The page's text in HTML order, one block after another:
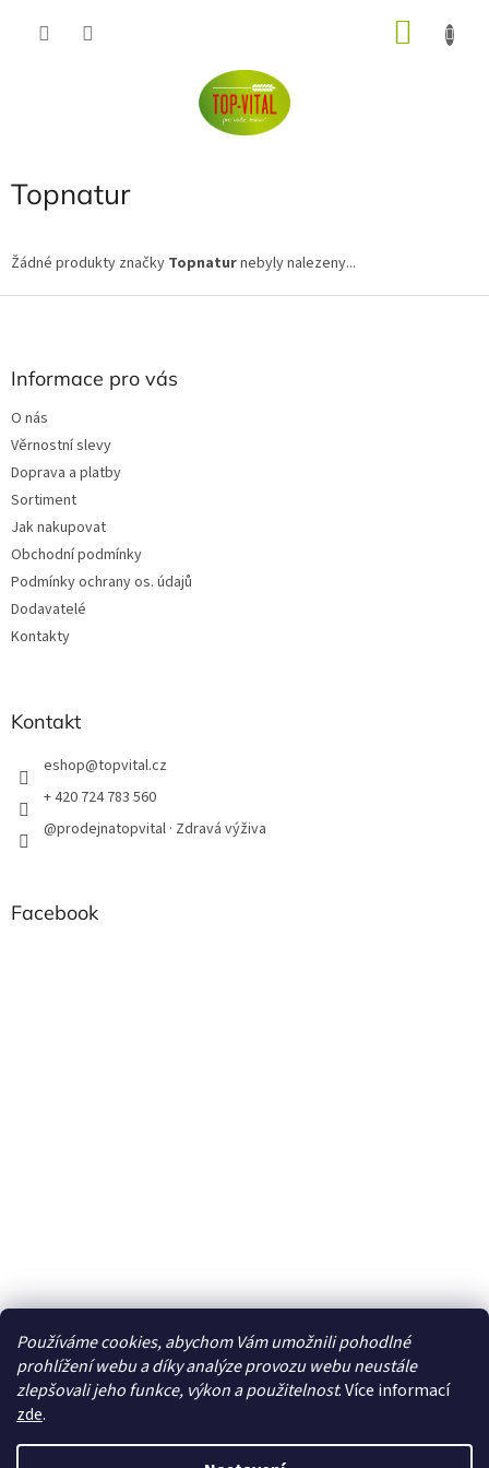
Používáme cookies, abychom Vám umožnili pohodlné
prohlížení webu a díky analýze provozu webu neustále
zlepšovali jeho funkce, výkon a použitelnost. Více informací
zde.
Topnatur
Žádné produkty značky Topnaturnebyly nalezeny...
Informace pro vás
O nás
Věrnostní slevy
Doprava a platby
Sortiment
Jak nakupovat
Obchodní podmínky
Podmínky ochrany os. údajů
Dodavatelé
Kontakty
Kontakt
eshop@topvital.cz
+ 420 724 783 560
@prodejnatopvital · Zdravá výživa
Facebook